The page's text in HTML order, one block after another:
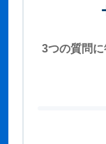
3つの質問